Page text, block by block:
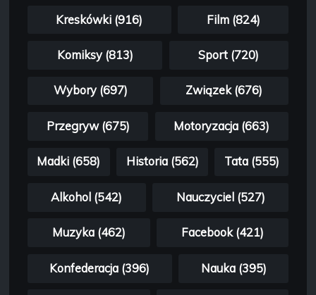
Kreskówki (916) Film (824)
Komiksy (813) Sport (720)
Wybory (697) Związek (676)
Przegryw (675) Motoryzacja (663)
Madki (658) Historia (562) Tata (555)
Alkohol (542) Nauczyciel (527)
Muzyka (462) Facebook (421)
Konfederacja (396) Nauka (395)